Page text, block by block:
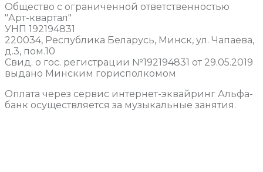
Общество с ограниченной ответственностью
"Арт-квартал"
УНП 192194831
220034, Республика Беларусь, Минск, ул. Чапаева,
д.3, пом.10
Свид. о гос. регистрации №192194831 от 29.05.2019
выдано Минским горисполкомом
Оплата через сервис интернет-эквайринг Альфа-
банк осуществляется за музыкальные занятия.